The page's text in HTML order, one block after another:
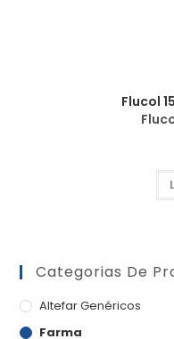
Flucol
Categorias De
Altefar Genéricos
Farma